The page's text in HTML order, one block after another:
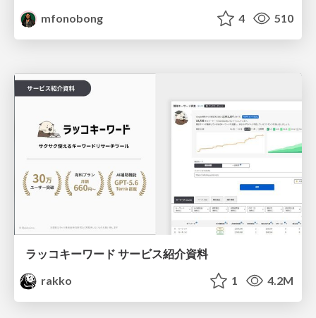
mfonobong
4 510
ラッコキーワード サービス紹介資料
rakko
1 4.2M